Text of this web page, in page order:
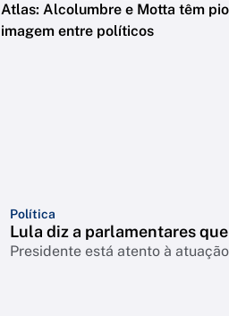
Atlas: Alcolumbre e Motta têm
imagem entre políticos
Política
Lula diz a parlamentares
Presidente está atento à